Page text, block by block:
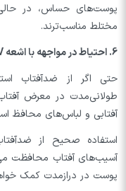
پوست‌های حساس، در
مختلط مناسب‌ترند.
6. احتیاط در مواجهه با اشعه UV:
حتی اگر از ضدآفتاب
طولانی‌مدت در معرض
آفتابی و لباس‌های محافظ
استفاده صحیح از
آسیب‌های آفتاب محافظت
پوست در درازمدت کمک